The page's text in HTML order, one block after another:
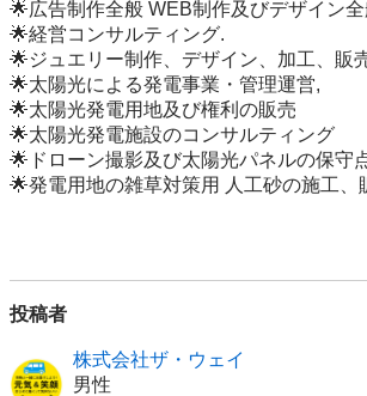
🌟広告制作全般 WEB制作及びデザイン
🌟経営コンサルティング.
🌟ジュエリー制作、デザイン、加工、販
🌟太陽光による発電事業・管理運営,
🌟太陽光発電用地及び権利の販売
🌟太陽光発電施設のコンサルティング
🌟ドローン撮影及び太陽光パネルの保守
🌟発電用地の雑草対策用 人工砂の施工、
投稿者
株式会社ザ・ウェイ
男性